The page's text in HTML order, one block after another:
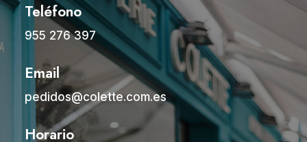
Teléfono
955 276 397
Email
pedidos@colette.com.es
Horario